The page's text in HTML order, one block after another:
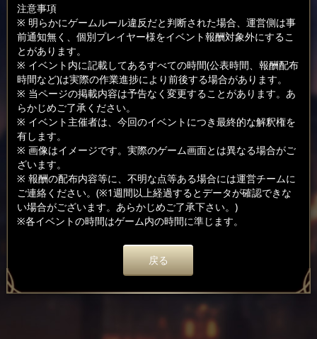
注意事項
※ 明らかにゲームルール違反だと判断された場合、運営側は事
前通知無く、個別プレイヤー様をイベント報酬対象外にするこ
とがあります。
※ イベント内に記載してあるすべての時間(公表時間、報酬配布
時間など)は実際の作業進捗により前後する場合があります。
※ 当ページの掲載内容は予告なく変更することがあります。あ
らかじめご了承ください。
※ イベント主催者は、今回のイベントにつき最終的な解釈権を
有します。
※ 画像はイメージです。実際のゲーム画面とは異なる場合がご
ざいます。
※ 報酬の配布内容等に、不明な点等ある場合には運営チームに
ご連絡ください。(※1週間以上経過するとデータが確認できな
い場合がございます。あらかじめご了承下さい。)
※各イベントの時間はゲーム内の時間に準じます。
戻る